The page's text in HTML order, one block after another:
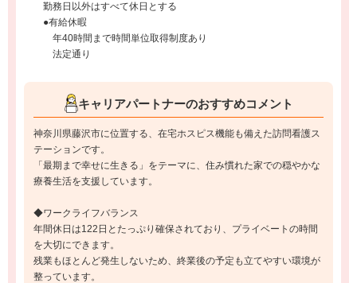
勤務日以外はすべて休日とする
●有給休暇
年40時間まで時間単位取得制度あり
法定通り
キャリアパートナーのおすすめコメント
神奈川県藤沢市に位置する、在宅ホスピス機能も備えた訪問看護ス
テーションです。
「最期まで幸せに生きる」をテーマに、住み慣れた家での穏やかな
療養生活を支援しています。
◆ワークライフバランス
年間休日は122日とたっぷり確保されており、プライベートの時間
を大切にできます。
残業もほとんど発生しないため、終業後の予定も立てやすい環境が
整っています。